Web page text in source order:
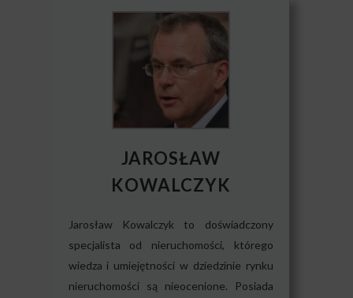
JAROSŁAW
KOWALCZYK
Jarosław Kowalczyk to doświadczony
specjalista od nieruchomości, którego
wiedza i umiejętności w dziedzinie rynku
nieruchomości są nieocenione. Posiada